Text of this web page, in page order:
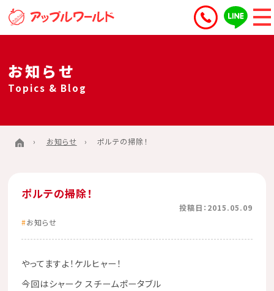
お知らせ
Topics & Blog
お知らせ ポルテの掃除！
ポルテの掃除！
投稿日：2015.05.09
お知らせ
やってますよ！ケルヒャー！
今回はシャーク スチームポータブル